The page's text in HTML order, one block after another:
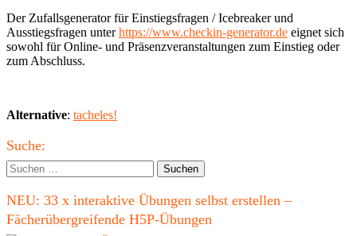
Der Zufallsgenerator für Einstiegsfragen / Icebreaker und
Ausstiegsfragen unterhttps://www.checkin-generator.de eignet sich
sowohl für Online- und Präsenzveranstaltungen zum Einstieg oder
zum Abschluss.
Alternative: tacheles!
Haupt-
Seitenleiste
Suche:
Suchen
nach:
NEU: 33 x interaktive Übungen selbst erstellen –
Fächerübergreifende H5P-Übungen